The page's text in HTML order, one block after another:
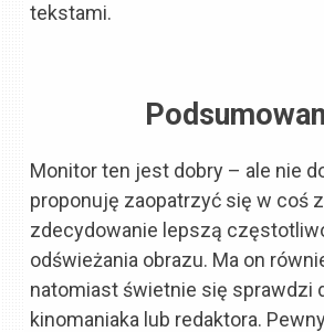
tekstami.
Monitor ten jest dobry – ale nie
proponuję zaopatrzyć się w coś
zdecydowanie lepszą
odświeżania obrazu. Ma on
natomiast świetnie się sprawdzi
kinomaniaka lub redaktora.